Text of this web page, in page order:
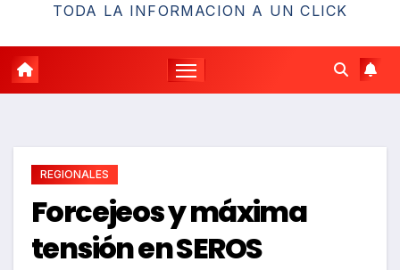
TODA LA INFORMACION A UN CLICK
REGIONALES
Forcejeos y máxima
tensión en SEROS